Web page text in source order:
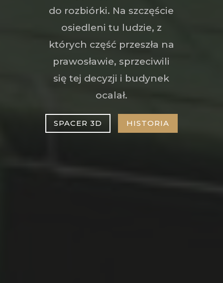
do rozbiórki. Na szczęście
osiedleni tu ludzie, z
których część przeszła na
prawosławie, sprzeciwili
się tej decyzji i budynek
ocalał.
SPACER 3D HISTORIA